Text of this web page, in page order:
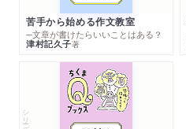
苦手から始める作文教室
─文章が書けたらいいことはある？
津村記久子著
シリーズ・全集